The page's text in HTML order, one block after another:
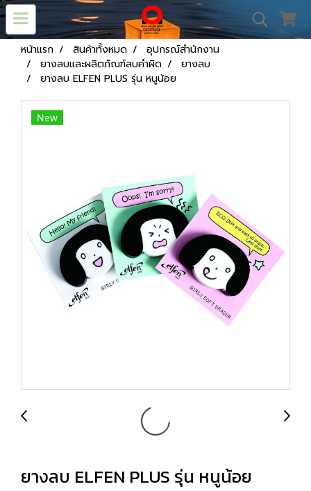
หน้าแรก สินค้าทั้งหมด
อุปกรณ์สำนักงาน
ยางลบและผลิตภัณฑ์ลบคำผิด
ยางลบ
ยางลบ ELFEN PLUS รุ่น หนูน้อย
New
ยางลบ ELFEN PLUS รุ่น หนูน้อย